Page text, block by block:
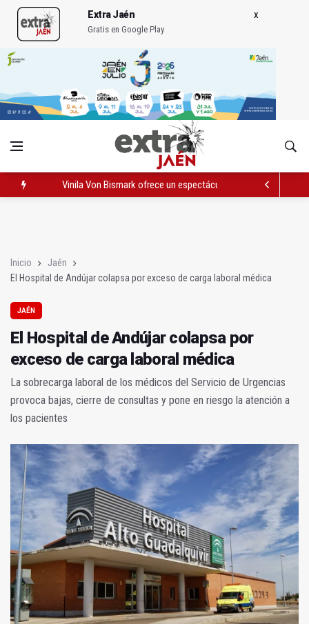
Extra Jaén
Gratis en Google Play
La remodelación de la avenida de Madrid contará con 3,2
Inicio
Jaén
El Hospital de Andújar colapsa por exceso de carga laboral médica
JAÉN
El Hospital de Andújar colapsa por
exceso de carga laboral médica
La sobrecarga laboral de los médicos del Servicio de Urgencias
provoca bajas, cierre de consultas y pone en riesgo la atención a
los pacientes